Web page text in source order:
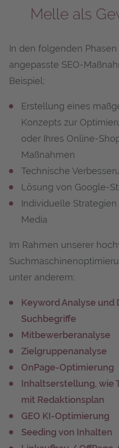
Mel­le als
In den folgenden
angepasste SEO-
Beispiel:
Erstellung eines
Konzepts zur
oder Ihres Online-
Maßnahmen
Technische
Lösung von Google-
Individuelle
Media
Im Rahmen unserer
unter anderem:
Keyword Analyse und
Suchbegriffe
Mitbewerberanalyse
Zielgruppenanalyse
OnPage-Optimierung
Inhaltserstellung, wie
mit Redaktionsplan
GEO KI-Optimierung
Seeding von Inhalten